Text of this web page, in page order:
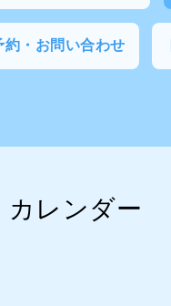
約・お問い合わせ
カレンダー